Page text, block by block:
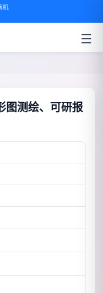
机
☰
图测绘、可研报